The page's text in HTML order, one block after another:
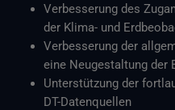
Verbesserung des
der Klima- und
Verbesserung der
eine Neugestaltung der
Unterstützung der
DT-Datenquellen